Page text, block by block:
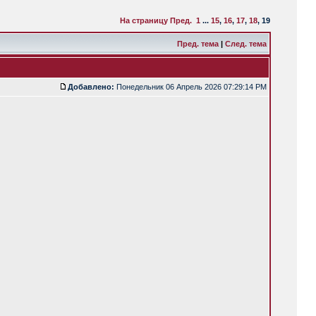
На страницу Пред. 1 ... 15, 16, 17, 18, 19
Пред. тема | След. тема
Добавлено: Понедельник 06 Апрель 2026 07:29:14 PM